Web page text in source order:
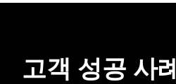
고객 성공 사례